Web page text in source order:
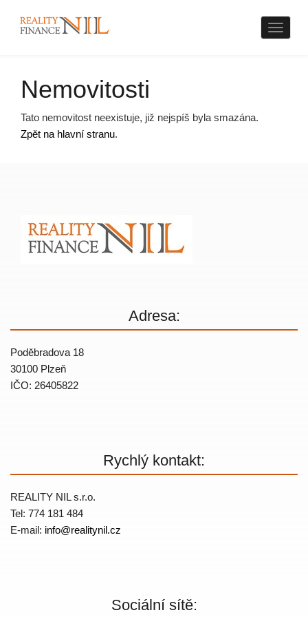
Nemovitosti
Tato nemovitost neexistuje, již nejspíš byla smazána.
Zpět na hlavní stranu.
Adresa:
Poděbradova 18
30100 Plzeň
IČO: 26405822
Rychlý kontakt:
REALITY NIL s.r.o.
Tel: 774 181 484
E-mail: info@realitynil.cz
Sociální sítě: